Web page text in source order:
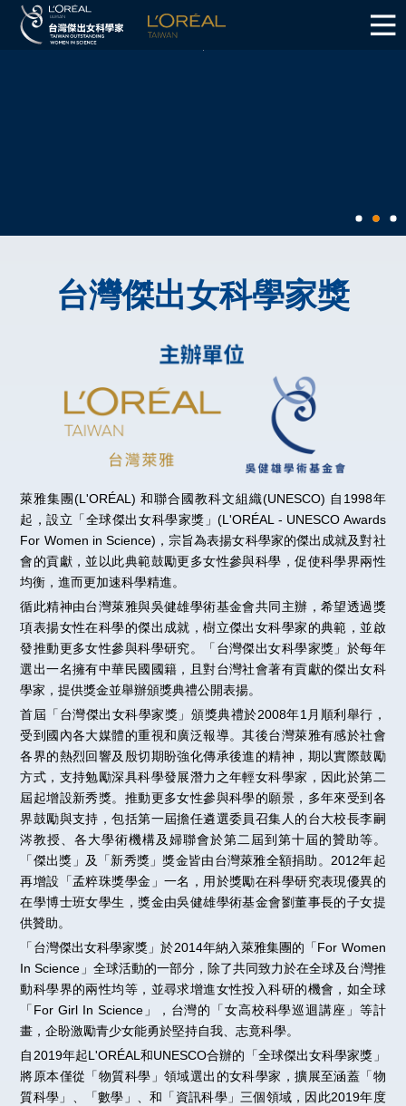
台灣傑出女科學家獎
萊雅集團(L'ORÉAL) 和聯合國教科文組織(UNESCO) 自1998年
起，設立「全球傑出女科學家獎」(L'ORÉAL - UNESCO Awards
For Women in Science)，宗旨為表揚女科學家的傑出成就及對社
會的貢獻，並以此典範鼓勵更多女性參與科學，促使科學界兩性
均衡，進而更加速科學精進。
循此精神由台灣萊雅與吳健雄學術基金會共同主辦，希望透過獎
項表揚女性在科學的傑出成就，樹立傑出女科學家的典範，並啟
發推動更多女性參與科學研究。「台灣傑出女科學家獎」於每年
選出一名擁有中華民國國籍，且對台灣社會著有貢獻的傑出女科
學家，提供獎金並舉辦頒獎典禮公開表揚。
首屆「台灣傑出女科學家獎」頒獎典禮於2008年1月順利舉行，
受到國內各大媒體的重視和廣泛報導。其後台灣萊雅有感於社會
各界的熱烈回響及殷切期盼強化傳承後進的精神，期以實際鼓勵
方式，支持勉勵深具科學發展潛力之年輕女科學家，因此於第二
屆起增設新秀獎。推動更多女性參與科學的願景，多年來受到各
界鼓勵與支持，包括第一屆擔任遴選委員召集人的台大校長李嗣
涔教授、各大學術機構及婦聯會於第二屆到第十屆的贊助等。
「傑出獎」及「新秀獎」獎金皆由台灣萊雅全額捐助。2012年起
再增設「孟粹珠獎學金」一名，用於獎勵在科學研究表現優異的
在學博士班女學生，獎金由吳健雄學術基金會劉董事長的子女提
供贊助。
「台灣傑出女科學家獎」於2014年納入萊雅集團的「For Women
In Science」全球活動的一部分，除了共同致力於在全球及台灣推
動科學界的兩性均等，並尋求增進女性投入科研的機會，如全球
「For Girl In Science」，台灣的「女高校科學巡迴講座」等計
畫，企盼激勵青少女能勇於堅持自我、志竟科學。
自2019年起L'ORÉAL和UNESCO合辦的「全球傑出女科學家獎」
將原本僅從「物質科學」領域選出的女科學家，擴展至涵蓋「物
質科學」、「數學」、和「資訊科學」三個領域，因此2019年度